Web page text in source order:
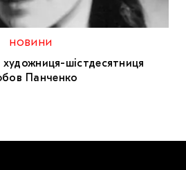
НОВИНИ
шістдесятниця
Панченко